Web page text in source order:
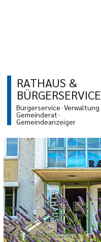
RATHAUS &
BÜRGERSERVICE
Bürgerservice Verwaltung
Gemeinderat
Gemeindeanzeiger